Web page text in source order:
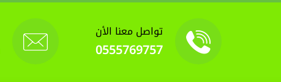
تواصل معنا الأن
0555769757